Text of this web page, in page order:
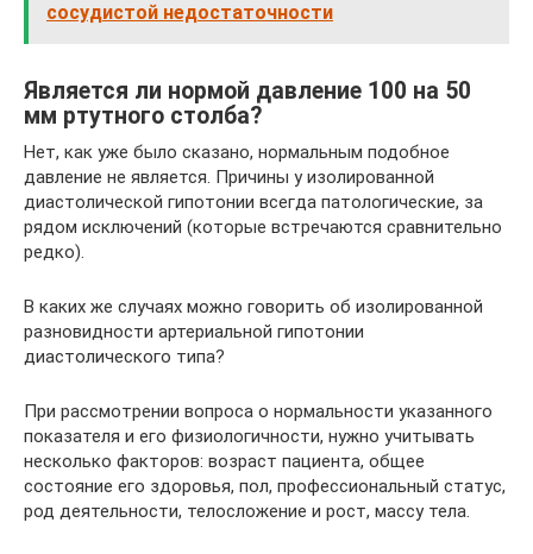
сосудистой недостаточности
Является ли нормой давление 100 на 50
мм ртутного столба?
Нет, как уже было сказано, нормальным подобное
давление не является. Причины у изолированной
диастолической гипотонии всегда патологические, за
рядом исключений (которые встречаются сравнительно
редко).
В каких же случаях можно говорить об изолированной
разновидности артериальной гипотонии
диастолического типа?
При рассмотрении вопроса о нормальности указанного
показателя и его физиологичности, нужно учитывать
несколько факторов: возраст пациента, общее
состояние его здоровья, пол, профессиональный статус,
род деятельности, телосложение и рост, массу тела.